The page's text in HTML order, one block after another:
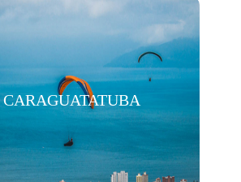
CARAGUATATUBA